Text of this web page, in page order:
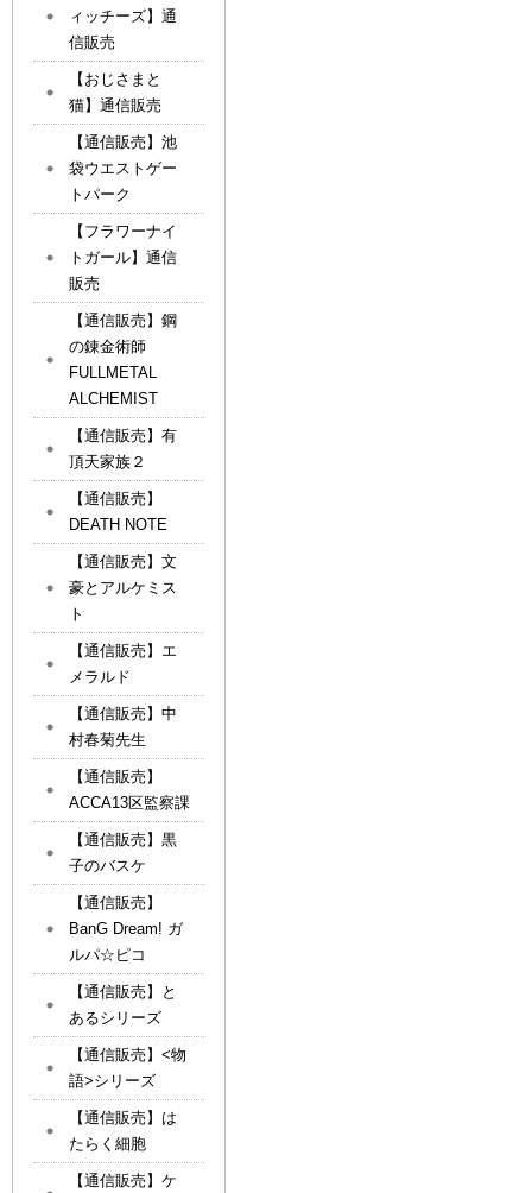
ィッチーズ】通
信販売
【おじさまと
猫】通信販売
【通信販売】池
袋ウエストゲー
トパーク
【フラワーナイ
トガール】通信
販売
【通信販売】鋼
の錬金術師
FULLMETAL
ALCHEMIST
【通信販売】有
頂天家族２
【通信販売】
DEATH NOTE
【通信販売】文
豪とアルケミス
ト
【通信販売】エ
メラルド
【通信販売】中
村春菊先生
【通信販売】
ACCA13区監察課
【通信販売】黒
子のバスケ
【通信販売】
BanG Dream! ガ
ルパ☆ピコ
【通信販売】と
あるシリーズ
【通信販売】<物
語>シリーズ
【通信販売】は
たらく細胞
【通信販売】ケ